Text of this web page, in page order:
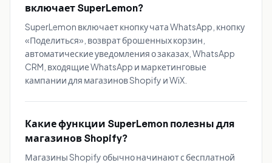
включает SuperLemon?
SuperLemon включает кнопку чата WhatsApp, кнопку
«Поделиться», возврат брошенных корзин,
автоматические уведомления о заказах, WhatsApp
CRM, входящие WhatsApp и маркетинговые
кампании для магазинов Shopify и WiX.
Какие функции SuperLemon полезны для
магазинов Shopify?
Магазины Shopify обычно начинают с бесплатной